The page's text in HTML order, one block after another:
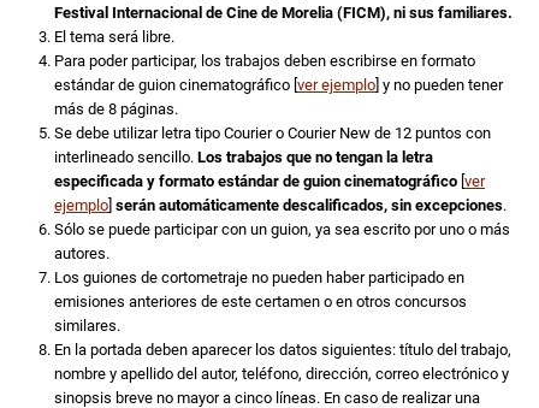
Festival Internacional de Cine de Morelia (FICM), ni sus familiares.
El tema será libre.
Para poder participar, los trabajos deben escribirse en formato
estándar de guion cinematográfico [ ver ejemplo ] y no pueden tener
más de 8 páginas.
Se debe utilizar letra tipo Courier o Courier New de 12 puntos con
interlineado sencillo. Los trabajos que no tengan la letra
especificada y formato estándar de guion cinematográfico ver
ejemplo serán automáticamente descalificados, sin excepciones.
Sólo se puede participar con un guion, ya sea escrito por uno o más
autores.
Los guiones de cortometraje no pueden haber participado en
emisiones anteriores de este certamen o en otros concursos
similares.
En la portada deben aparecer los datos siguientes: título del trabajo,
nombre y apellido del autor, teléfono, dirección, correo electrónico y
sinopsis breve no mayor a cinco líneas. En caso de realizar una